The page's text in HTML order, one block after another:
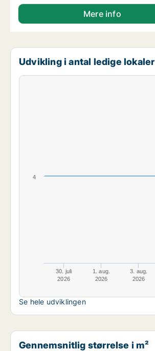
Mere info
Udvikling i antal ledige lokaler
30. juli
2026
1. aug.
2026
3. aug.
2026
4
Se hele udviklingen
Gennemsnitlig størrelse i m²